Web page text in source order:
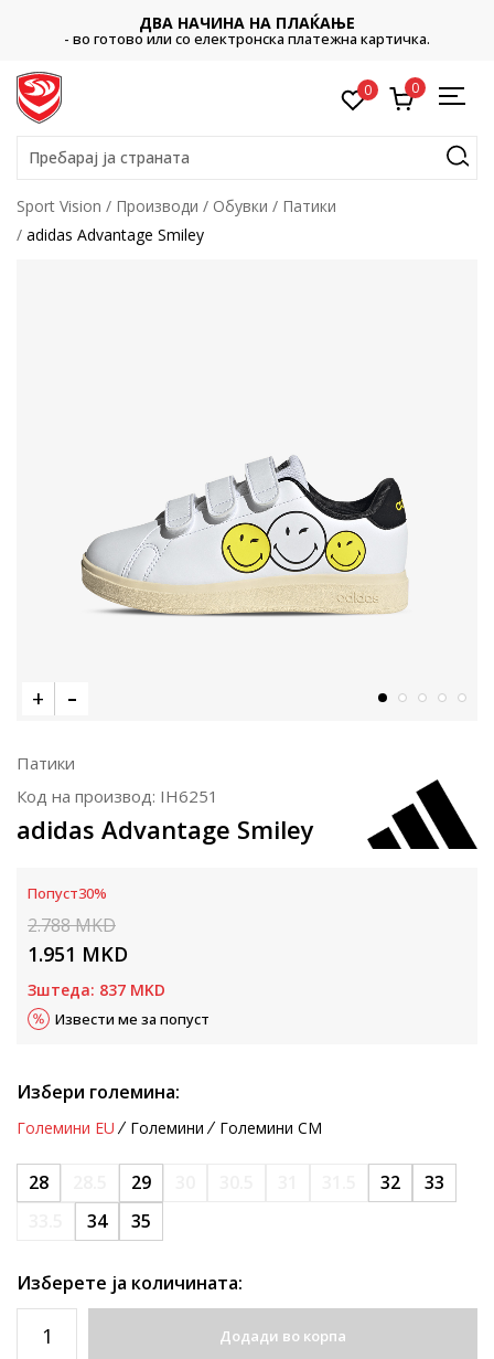
ДВА НАЧИНА НА ПЛАЌАЊЕ
- во готово или со електронска платежна картичка.
0 0
Пребарај ја страната
Sport Vision Производи Обувки
Патики
adidas Advantage Smiley
Патики
Код на производ: IH6251
adidas Advantage Smiley
Попуст30%
2.788MKD
1.951 MKD
Зштеда: 837 MKD
Извести ме за попуст
Избери големина:
Големини EU Големини Големини CM
28 29 32
33
34 35
Изберете ја количината:
Додади во корпа